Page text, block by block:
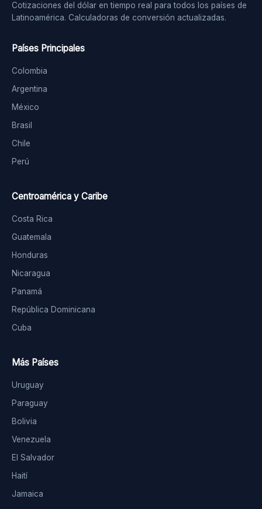
Cotizaciones del dólar en tiempo real para todos los países de
Latinoamérica. Calculadoras de conversión actualizadas.
Países Principales
Colombia
Argentina
México
Brasil
Chile
Perú
Centroamérica y Caribe
Costa Rica
Guatemala
Honduras
Nicaragua
Panamá
República Dominicana
Cuba
Más Países
Uruguay
Paraguay
Bolivia
Venezuela
El Salvador
Haití
Jamaica